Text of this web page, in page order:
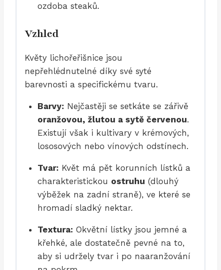
ozdoba steaků.
Vzhled
Květy lichořeřišnice jsou
nepřehlédnutelné díky své syté
barevnosti a specifickému tvaru.
Barvy: Nejčastěji se setkáte se zářivě
oranžovou, žlutou a sytě červenou.
Existují však i kultivary v krémových,
lososových nebo vínových odstínech.
Tvar: Květ má pět korunních lístků a
charakteristickou ostruhu (dlouhý
výběžek na zadní straně), ve které se
hromadí sladký nektar.
Textura: Okvětní lístky jsou jemné a
křehké, ale dostatečně pevné na to,
aby si udržely tvar i po naaranžování